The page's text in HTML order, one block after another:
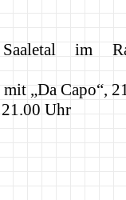
im
„Da Capo“,
Uhr